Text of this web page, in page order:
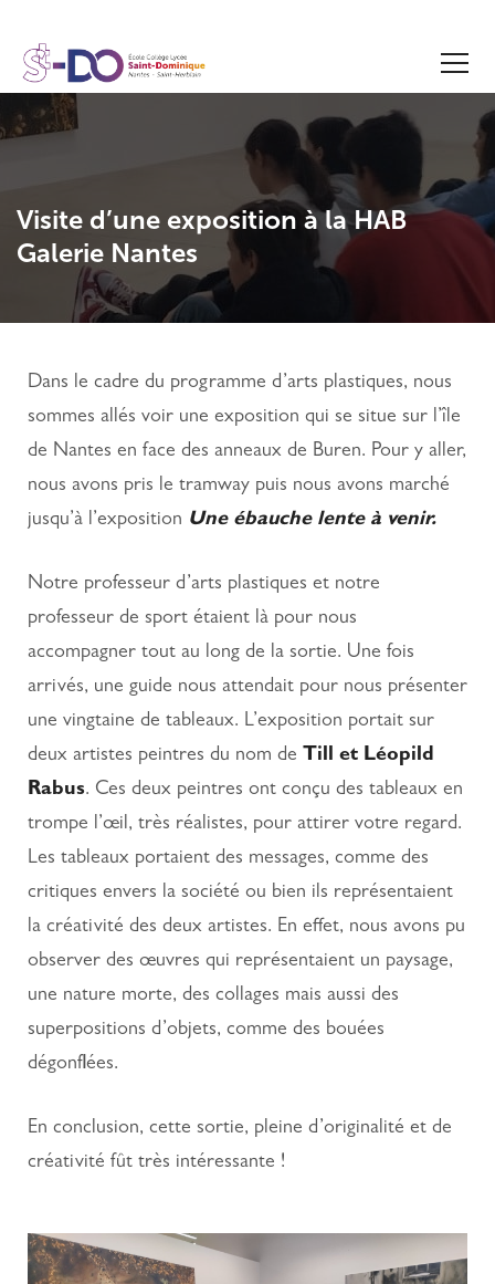
Visite d’une exposition à la HAB
Galerie Nantes
Dans le cadre du programme d’arts plastiques, nous
sommes allés voir une exposition qui se situe sur l’île
de Nantes en face des anneaux de Buren. Pour y aller,
nous avons pris le tramway puis nous avons marché
jusqu’à l’exposition Une ébauche lente à venir.
Notre professeur d’arts plastiques et notre
professeur de sport étaient là pour nous
accompagner tout au long de la sortie. Une fois
arrivés, une guide nous attendait pour nous présenter
une vingtaine de tableaux. L’exposition portait sur
deux artistes peintres du nom de
Till et Léopild
Rabus. Ces deux peintres ont conçu des tableaux en
trompe l’œil, très réalistes, pour attirer votre regard.
Les tableaux portaient des messages, comme des
critiques envers la société ou bien ils représentaient
la créativité des deux artistes. En effet, nous avons pu
observer des œuvres qui représentaient un paysage,
une nature morte, des collages mais aussi des
superpositions d’objets, comme des bouées
dégonflées.
En conclusion, cette sortie, pleine d’originalité et de
créativité fût très intéressante !